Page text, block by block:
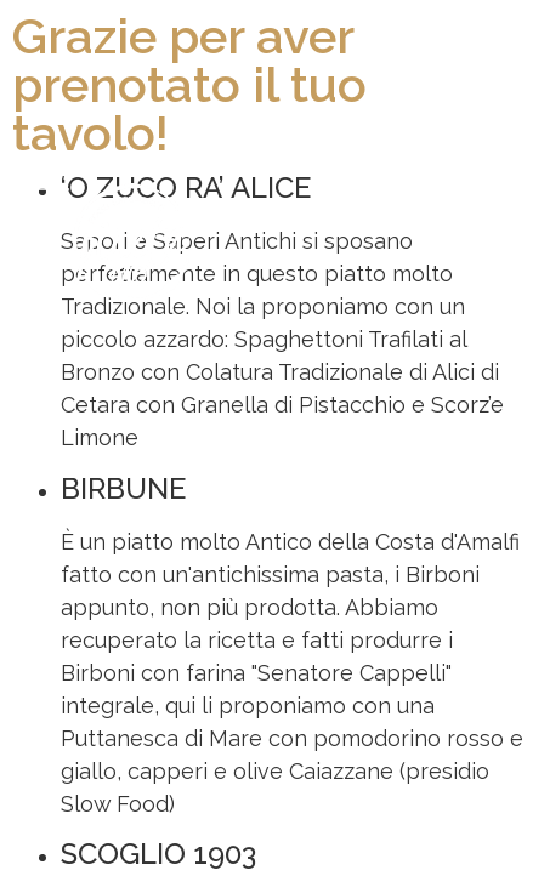
Grazie per aver
prenotato il tuo
tavolo!
‘O ZUCO RA’ ALICE
Sapori e Saperi Antichi si sposano
perfettamente in questo piatto molto
Tradizionale. Noi la proponiamo con un
piccolo azzardo: Spaghettoni Trafilati al
Bronzo con Colatura Tradizionale di Alici di
Cetara con Granella di Pistacchio e Scorz’e
Limone
BIRBUNE
È un piatto molto Antico della Costa d'Amalfi
fatto con un'antichissima pasta, i Birboni
appunto, non più prodotta. Abbiamo
recuperato la ricetta e fatti produrre i
Birboni con farina "Senatore Cappelli"
integrale, qui li proponiamo con una
Puttanesca di Mare con pomodorino rosso e
giallo, capperi e olive Caiazzane (presidio
Slow Food)
SCOGLIO 1903